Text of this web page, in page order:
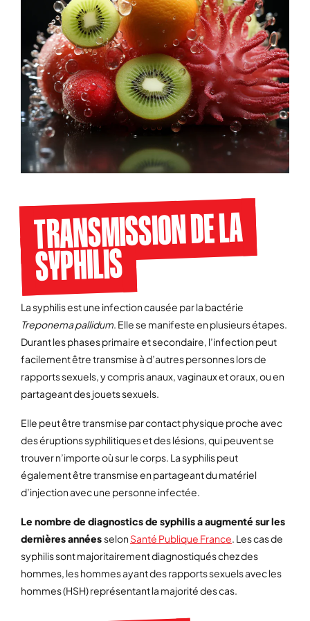
TRANSMISSION DE LA
SYPHILIS
La syphilis est une infection causée par la bactérie
Treponema pallidum. Elle se manifeste en plusieurs étapes.
Durant les phases primaire et secondaire, l’infection peut
facilement être transmise à d’autres personnes lors de
rapports sexuels, y compris anaux, vaginaux et oraux, ou en
partageant des jouets sexuels.
Elle peut être transmise par contact physique proche avec
des éruptions syphilitiques et des lésions, qui peuvent se
trouver n’importe où sur le corps. La syphilis peut
également être transmise en partageant du matériel
d’injection avec une personne infectée.
Le nombre de diagnostics de syphilis a augmenté sur les
dernières annéesselon Santé Publique France. Les cas de
syphilis sont majoritairement diagnostiqués chez des
hommes, les hommes ayant des rapports sexuels avec les
hommes (HSH) représentant la majorité des cas.